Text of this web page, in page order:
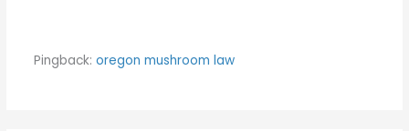
Pingback: oregon mushroom law